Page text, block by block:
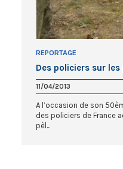
REPORTAGE
Des policiers sur
11/04/2013
A l’occasion de son
des policiers de France
pèl...